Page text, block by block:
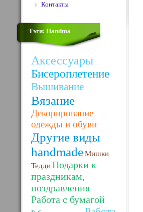
Контакты
Тэги: Handma
Аксессуары
Бисероплетение
Вышивание
Вязание
Декорирование
одежды и обуви
Другие виды
handmadeМишки
ТеддиПодарки к
праздникам,
поздравления
Работа с бумагой